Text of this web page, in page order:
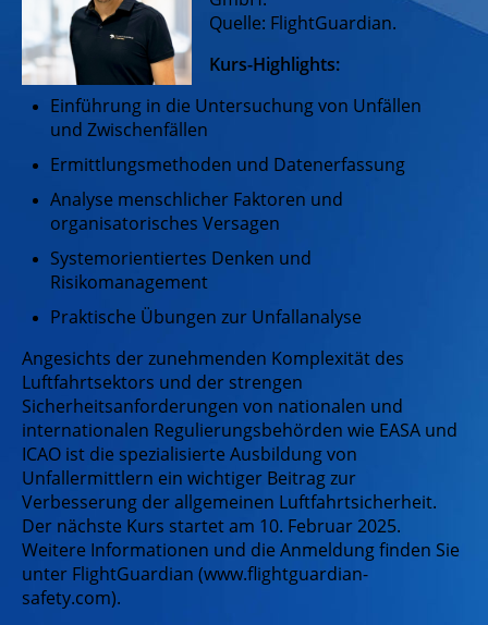
Quelle: FlightGuardian.
Kurs-Highlights:
Einführung in die Untersuchung von Unfällen
und Zwischenfällen
Ermittlungsmethoden und Datenerfassung
Analyse menschlicher Faktoren und
organisatorisches Versagen
Systemorientiertes Denken und
Risikomanagement
Praktische Übungen zur Unfallanalyse
Angesichts der zunehmenden Komplexität des
Luftfahrtsektors und der strengen
Sicherheitsanforderungen von nationalen und
internationalen Regulierungsbehörden wie EASA und
ICAO ist die spezialisierte Ausbildung von
Unfallermittlern ein wichtiger Beitrag zur
Verbesserung der allgemeinen Luftfahrtsicherheit.
Der nächste Kurs startet am 10. Februar 2025.
Weitere Informationen und die Anmeldung finden Sie
unter FlightGuardian (www.flightguardian-
safety.com).